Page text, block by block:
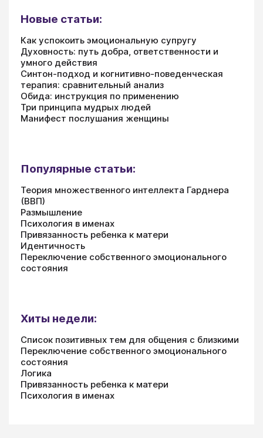
Новые статьи:
Как успокоить эмоциональную супругу
Духовность: путь добра, ответственности и
умного действия
Синтон-подход и когнитивно-поведенческая
терапия: сравнительный анализ
Обида: инструкция по применению
Три принципа мудрых людей
Манифест послушания женщины
Популярные статьи:
Теория множественного интеллекта Гарднера
(ВВП)
Размышление
Психология в именах
Привязанность ребенка к матери
Идентичность
Переключение собственного эмоционального
состояния
Хиты недели:
Список позитивных тем для общения с близкими
Переключение собственного эмоционального
состояния
Логика
Привязанность ребенка к матери
Психология в именах